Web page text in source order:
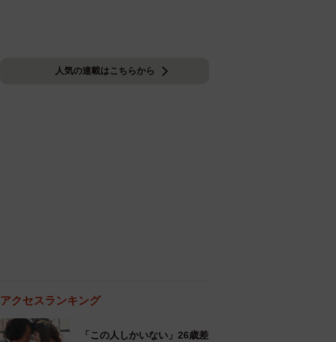
人気の連載はこちらから
アクセスランキング
「この人しかいない」26歳差